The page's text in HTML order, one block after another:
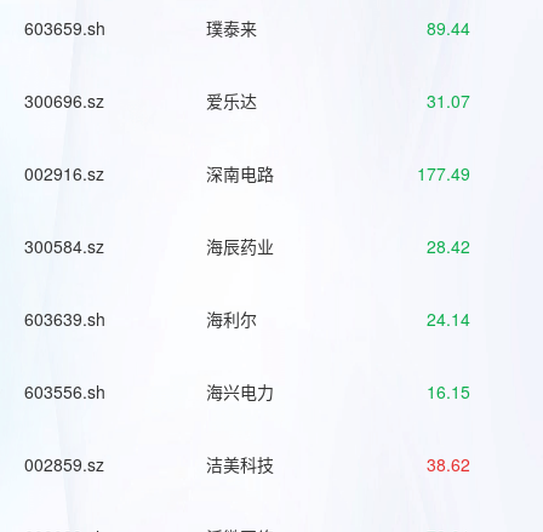
603659.sh 璞泰来 89.44
300696.sz 爱乐达 31.07
002916.sz 深南电路 177.49
300584.sz 海辰药业 28.42
603639.sh 海利尔 24.14
603556.sh 海兴电力 16.15
002859.sz 洁美科技 38.62